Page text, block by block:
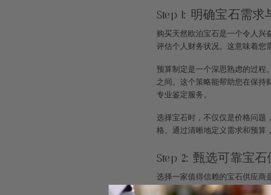
Step 1: 明确宝石需求
购买天然欧泊宝石是一个令人兴
评估个人财务状况。这意味着您
预算制定是一个深思熟虑的过程
之间。这个策略能帮助您在保持
专业鉴定服务。
选择宝石时，不仅仅是价格问题
格。通过清晰地定义需求和预算
Step 2: 甄选可靠宝
选择一家值得信赖的宝石供应商
购宝石的质量和真实性。这意